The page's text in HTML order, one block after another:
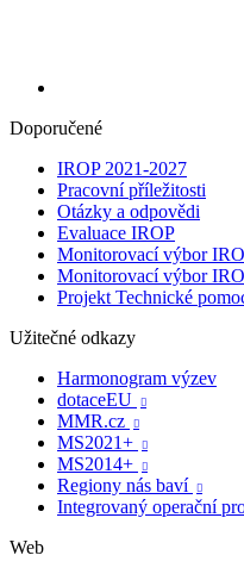
Doporučené
IROP 2021-2027
Pracovní příležitosti
Otázky a odpovědi
Evaluace IROP
Monitorovací výbor
Monitorovací výbor
Projekt Technické
Užitečné odkazy
Harmonogram výzev
dotaceEU

MMR.cz 
MS2021+ 
MS2014+ 
Regiony nás baví 
Integrovaný operační
Web